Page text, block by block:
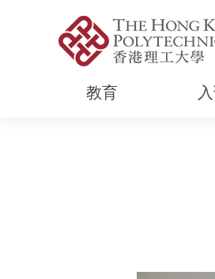
教育